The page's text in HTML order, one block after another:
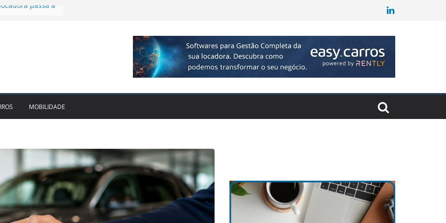
presença no
no 2T26 e
parceria para
MOBILIDADE